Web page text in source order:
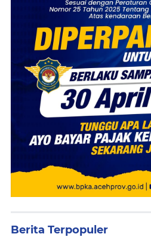
Berita Terpopuler